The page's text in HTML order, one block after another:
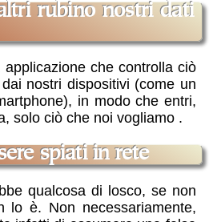
applicazione che controlla ciò
nostri dispositivi (come un
in modo che entri,
solo ciò che noi vogliamo .
spiati in rete
qualcosa di losco, se non
lo è. Non necessariamente,